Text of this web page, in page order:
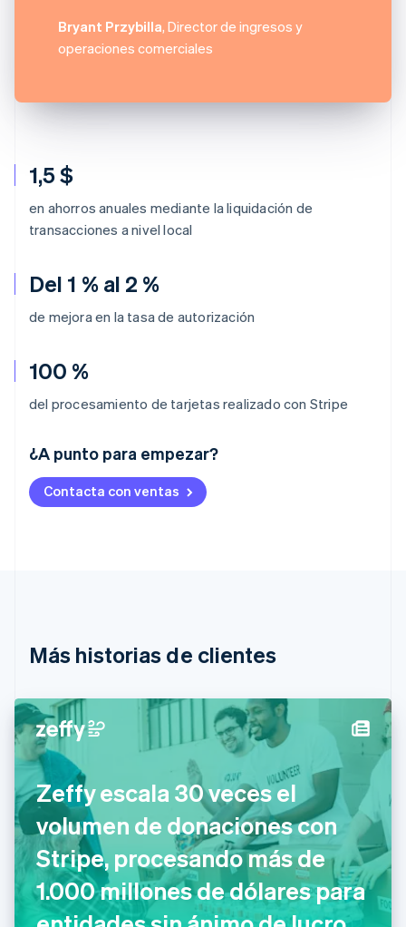
1,5 $
en ahorros anuales mediante la liquidación de
transacciones a nivel local
Del 1 % al 2 %
de mejora en la tasa de autorización
100 %
del procesamiento de tarjetas realizado con Stripe
¿A punto para empezar?
Contacta con ventas
Bryant Przybilla, Director de ingresos y
operaciones comerciales
Más historias de clientes
Zeffy escala 30 veces el
volumen de donaciones con
Stripe, procesando más de
1.000 millones de dólares para
Alemania
Deutsch English
Australia
English
English
Canadá
China continental
简体中文
Chipre
English
Croacia
EnglishItaliano
Dinamarca
English
Emiratos Árabes Unidos
English
Eslovaquia
English